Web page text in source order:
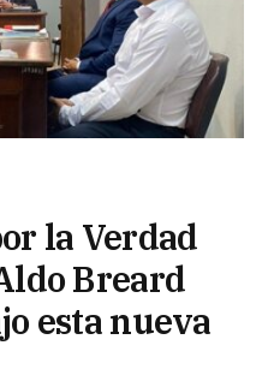
la Verdad
Breard
esta nueva